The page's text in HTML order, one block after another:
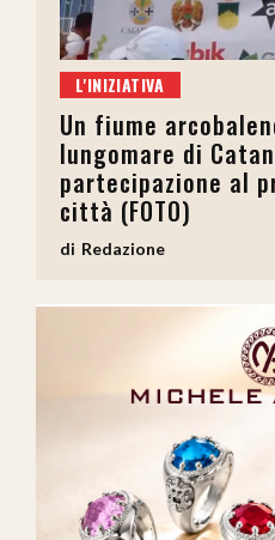
L'INIZIATIVA
Un fiume
lungomare di
partecipazione al
città (FOTO)
Redazione